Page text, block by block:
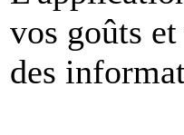
vos goûts
des